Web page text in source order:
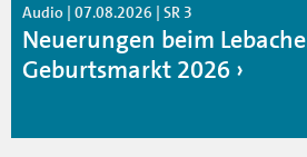
Audio | 07.08.2026 | SR 3
Neuerungen beim
Geburtsmarkt 2026